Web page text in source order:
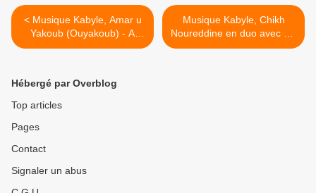
< Musique Kabyle, Amar u
Yakoub (Ouyakoub) - A
tefrah Lumma
Musique Kabyle, Chikh
Noureddine en duo avec Na
el Djida - Sarengas >
Hébergé par Overblog
Top articles
Pages
Contact
Signaler un abus